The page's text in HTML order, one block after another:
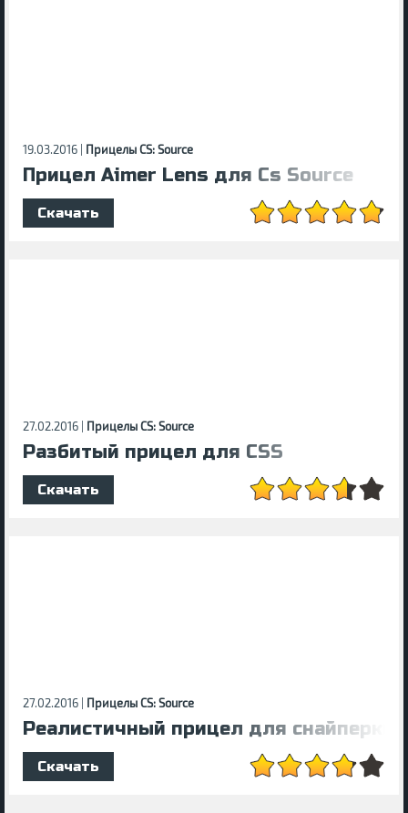
19.03.2016 | Прицелы CS: Source
Прицел Aimer Lens для Cs Source
Скачать
27.02.2016 | Прицелы CS: Source
Разбитый прицел для CSS
Скачать
27.02.2016 | Прицелы CS: Source
Реалистичный прицел для снайперки
Скачать